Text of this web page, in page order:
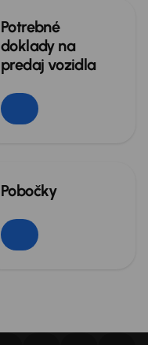
Potrebné
doklady na
predaj vozidla
Pobočky